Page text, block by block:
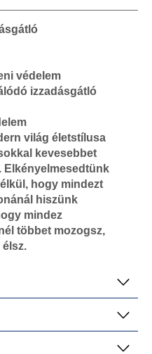
védelem
izzadásgátló
világ életstílusa
kevesebbet
Elkényelmesedtünk
hogy mindezt
hiszünk
mindez
többet mozogsz,